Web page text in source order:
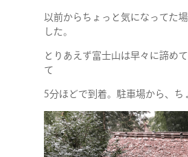
以前からちょっと気になってた
した。
とりあえず富士山は早々に諦め
て
5分ほどで到着。駐車場から、ち